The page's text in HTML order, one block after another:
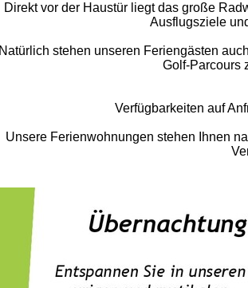
Direkt vor der Haustür liegt das große
Ausflugsziele
Natürlich stehen unseren Feriengästen
Golf-Parcours
Verfügbarkeiten auf
Unsere Ferienwohnungen stehen Ihnen